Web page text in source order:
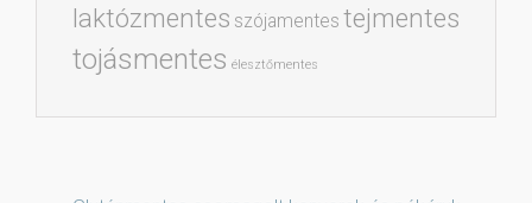
laktózmentes szójamentes tejmentes
tojásmentes élesztőmentes